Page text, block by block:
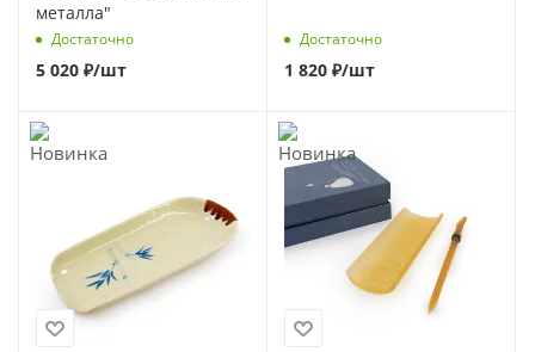
металла"
Достаточно
5 020 ₽/шт
Достаточно
1 820 ₽/шт